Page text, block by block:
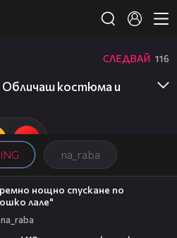
na_raba
СЛЕДВАЙ 116
Oбличаш костюма и
нощно спускане по
лале"
na_raba